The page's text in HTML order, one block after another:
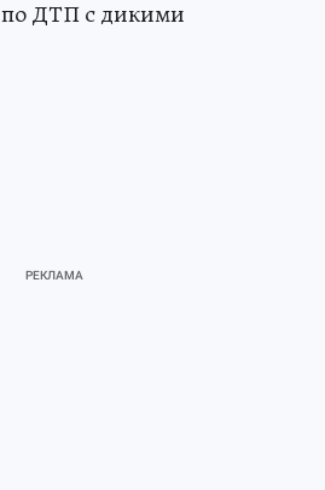
по ДТП с дикими